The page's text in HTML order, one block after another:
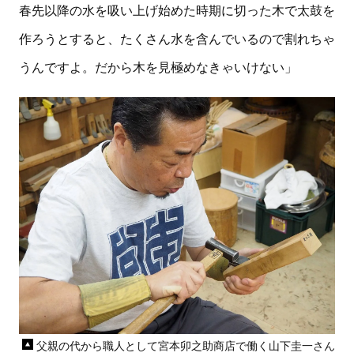
春先以降の水を吸い上げ始めた時期に切った木で太鼓を
作ろうとすると、たくさん水を含んでいるので割れちゃ
うんですよ。だから木を見極めなきゃいけない」
父親の代から職人として宮本卯之助商店で働く山下圭一さん